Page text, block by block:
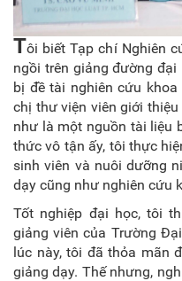
Tôi biết Tạp chí Nghiên
ngồi trên giảng đường
bị đề tài nghiên cứu
chị thư viện viên giới
như là một nguồn tài liệu
thức vô tận ấy, tôi thực
sinh viên và nuôi dưỡng
dạy cũng như nghiên cứu
Tốt nghiệp đại học, tôi
giảng viên của Trường
lúc này, tôi đã thỏa mãn
giảng dạy. Thế nhưng,